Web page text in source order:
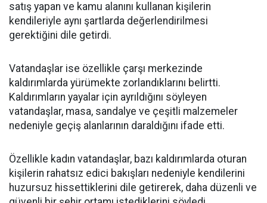
satış yapan ve kamu alanını kullanan kişilerin
kendileriyle aynı şartlarda değerlendirilmesi
gerektiğini dile getirdi.
Vatandaşlar ise özellikle çarşı merkezinde
kaldırımlarda yürümekte zorlandıklarını belirtti.
Kaldırımların yayalar için ayrıldığını söyleyen
vatandaşlar, masa, sandalye ve çeşitli malzemeler
nedeniyle geçiş alanlarının daraldığını ifade etti.
Özellikle kadın vatandaşlar, bazı kaldırımlarda oturan
kişilerin rahatsız edici bakışları nedeniyle kendilerini
huzursuz hissettiklerini dile getirerek, daha düzenli ve